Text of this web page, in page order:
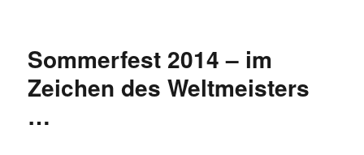
Die
kommt!
Sommerfest 2014 – im
Zeichen des Weltmeisters
…